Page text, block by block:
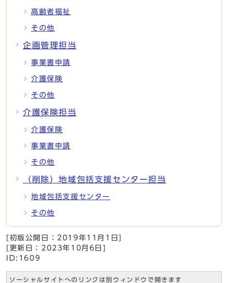
高齢者福祉
その他
企画管理担当
事業書申請
介護保険
その他
介護保険担当
介護保険
事業書申請
その他
（削除）地域包括支援センター担当
地域包括支援センター
その他
[初版公開日： 2019年11月1日
[更新日： 2023年10月6日
ID:1609
ソーシャルサイトへのリンクは別ウィンドウで開きます